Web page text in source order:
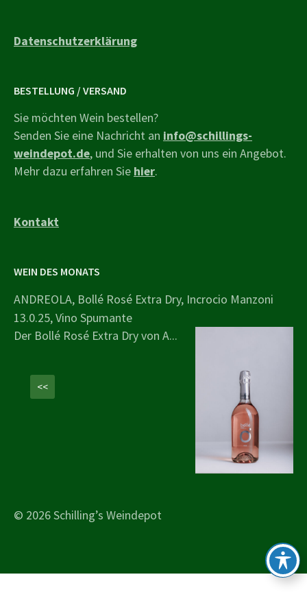
Datenschutzerklärung
BESTELLUNG / VERSAND
Sie möchten Wein bestellen?
Senden Sie eine Nachricht an info@schillings-
weindepot.de, und Sie erhalten von uns ein Angebot.
Mehr dazu erfahren Sie hier.
Kontakt
WEIN DES MONATS
ANDREOLA, Bollé Rosé Extra Dry, Incrocio Manzoni
13.0.25, Vino Spumante
Der Bollé Rosé Extra Dry von A...
<<
© 2026 Schilling’s Weindepot